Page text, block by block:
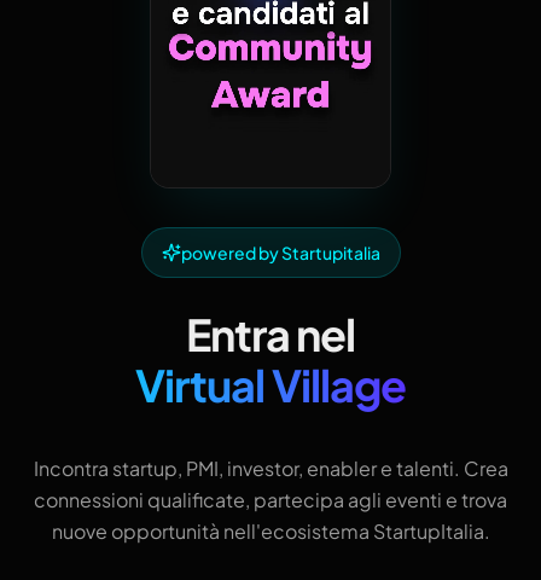
powered by Startupitalia
Entra nel
Virtual Village
Incontra startup, PMI, investor, enabler e talenti. Crea
connessioni qualificate, partecipa agli eventi e trova
nuove opportunità nell'ecosistema StartupItalia.